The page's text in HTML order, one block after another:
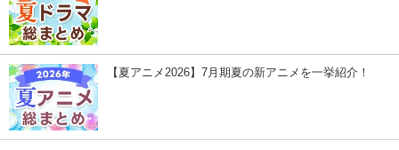
【夏アニメ2026】7月期夏の新アニメを一挙紹介！